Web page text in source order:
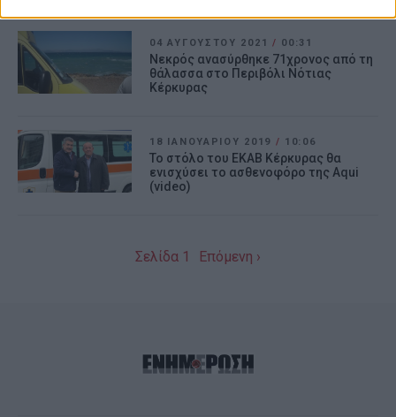
I want to allow Google to enable storage
I want to allow Google to enable storage
related to security, including
authentication functionality and fraud
04 ΑΥΓΟΎΣΤΟΥ 2021 / 00:31
Νεκρός ανασύρθηκε 71χρονος από τη
θάλασσα στο Περιβόλι Νότιας
Κέρκυρας
18 ΙΑΝΟΥΑΡΊΟΥ 2019 / 10:06
Το στόλο του ΕΚΑΒ Κέρκυρας θα
ενισχύσει το ασθενοφόρο της Aqui
(video)
Σελίδα 1 Επόμενη ›